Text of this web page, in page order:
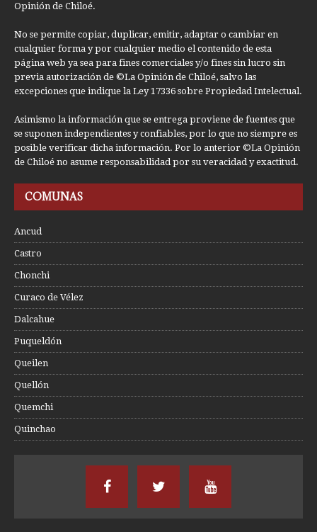
Opinión de Chiloé.
No se permite copiar, duplicar, emitir, adaptar o cambiar en
cualquier forma y por cualquier medio el contenido de esta
página web ya sea para fines comerciales y/o fines sin lucro sin
previa autorización de ©La Opinión de Chiloé, salvo las
excepciones que indique la Ley 17336 sobre Propiedad Intelectual.
Asimismo la información que se entrega proviene de fuentes que
se suponen independientes y confiables, por lo que no siempre es
posible verificar dicha información. Por lo anterior ©La Opinión
de Chiloé no asume responsabilidad por su veracidad y exactitud.
COMUNAS
Ancud
Castro
Chonchi
Curaco de Vélez
Dalcahue
Puqueldón
Queilen
Quellón
Quemchi
Quinchao